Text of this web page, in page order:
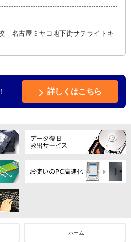
名古屋ミヤコ地下街サテライトキ
詳しくはこちら
ホーム